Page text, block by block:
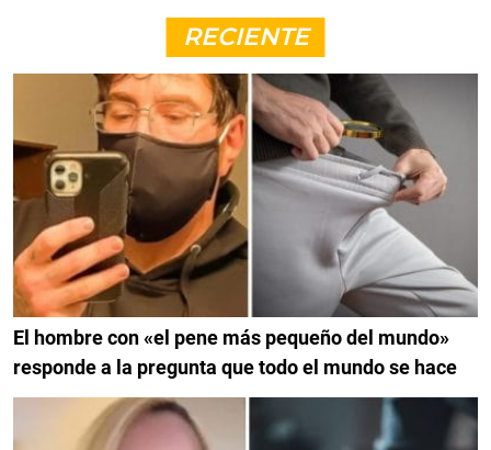
RECIENTE
El hombre con «el pene más pequeño del mundo»
responde a la pregunta que todo el mundo se hace